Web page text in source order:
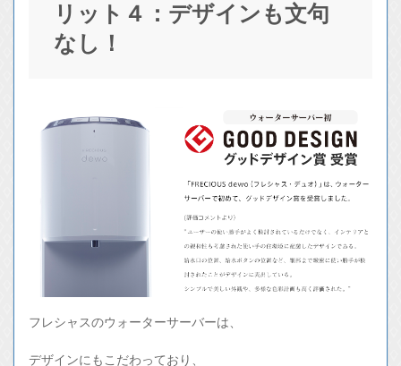
リット４：デザインも文句
なし！
フレシャスのウォーターサーバーは、
デザインにもこだわっており、